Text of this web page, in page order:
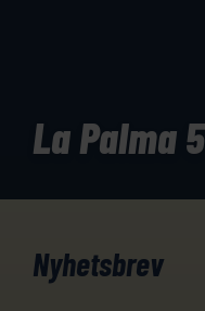
La Palma 5
Nyhetsbrev